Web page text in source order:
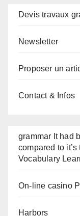
Devis travaux
Newsletter
Proposer un
Contact & Infos
grammar It had
compared to
Vocabulary
On-line casino
Harbors